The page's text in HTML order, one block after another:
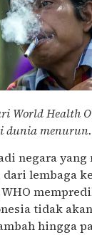
World Health
dunia
negara yang
lembaga
WHO
tidak
hingga